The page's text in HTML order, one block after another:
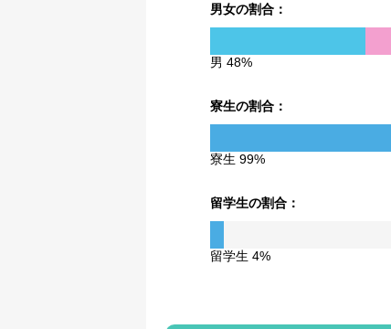
男女の割合：
男 48%
寮生の割合：
寮生 99%
留学生の割合：
留学生 4%